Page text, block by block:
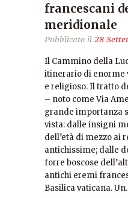
francescani
meridionale
Pubblicato il 28
Il Cammino della
itinerario di enorme
e religioso. Il tratto
– noto come Via
grande importanza
vista: dalle insigni
dell’età di mezzo ai
antichissime; dalle
forre boscose
antichi eremi
Basilica vaticana.